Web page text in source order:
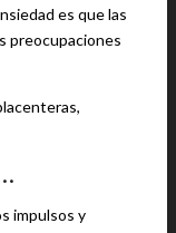
es que las
preocupaciones
impulsos y